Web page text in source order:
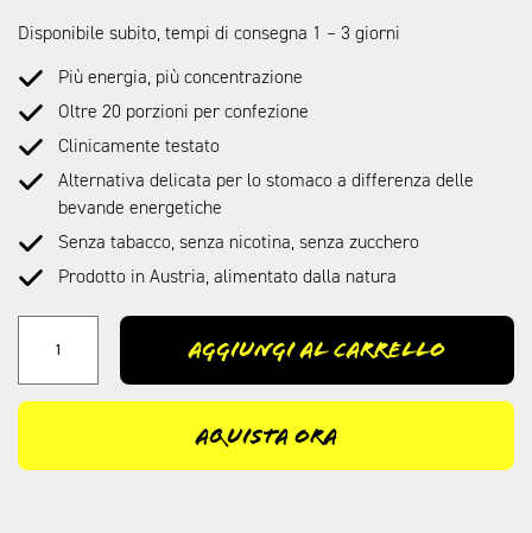
Disponibile subito, tempi di consegna 1 – 3 giorni
Più energia, più concentrazione
Oltre 20 porzioni per confezione
Clinicamente testato
Alternativa delicata per lo stomaco a differenza delle
bevande energetiche
Senza tabacco, senza nicotina, senza zucchero
Prodotto in Austria, alimentato dalla natura
Confezione
FESTIVAL
quantità
Aggiungi al carrello
Aquista ora